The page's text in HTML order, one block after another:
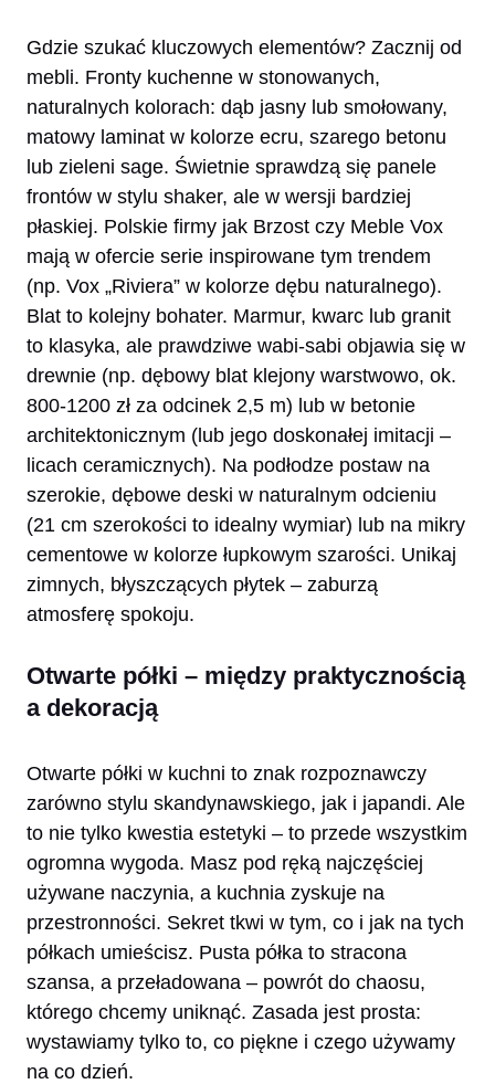
Gdzie szukać kluczowych elementów? Zacznij od
mebli. Fronty kuchenne w stonowanych,
naturalnych kolorach: dąb jasny lub smołowany,
matowy laminat w kolorze ecru, szarego betonu
lub zieleni sage. Świetnie sprawdzą się panele
frontów w stylu shaker, ale w wersji bardziej
płaskiej. Polskie firmy jak Brzost czy Meble Vox
mają w ofercie serie inspirowane tym trendem
(np. Vox „Riviera” w kolorze dębu naturalnego).
Blat to kolejny bohater. Marmur, kwarc lub granit
to klasyka, ale prawdziwe wabi-sabi objawia się w
drewnie (np. dębowy blat klejony warstwowo, ok.
800-1200 zł za odcinek 2,5 m) lub w betonie
architektonicznym (lub jego doskonałej imitacji –
licach ceramicznych). Na podłodze postaw na
szerokie, dębowe deski w naturalnym odcieniu
(21 cm szerokości to idealny wymiar) lub na mikry
cementowe w kolorze łupkowym szarości. Unikaj
zimnych, błyszczących płytek – zaburzą
atmosferę spokoju.
Otwarte półki – między praktycznością
a dekoracją
Otwarte półki w kuchni to znak rozpoznawczy
zarówno stylu skandynawskiego, jak i japandi. Ale
to nie tylko kwestia estetyki – to przede wszystkim
ogromna wygoda. Masz pod ręką najczęściej
używane naczynia, a kuchnia zyskuje na
przestronności. Sekret tkwi w tym, co i jak na tych
półkach umieścisz. Pusta półka to stracona
szansa, a przeładowana – powrót do chaosu,
którego chcemy uniknąć. Zasada jest prosta:
wystawiamy tylko to, co piękne i czego używamy
na co dzień.